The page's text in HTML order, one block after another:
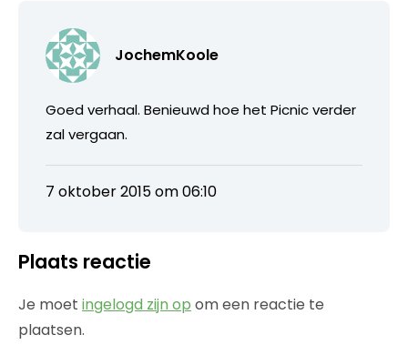
JochemKoole
Goed verhaal. Benieuwd hoe het Picnic verder
zal vergaan.
7 oktober 2015 om 06:10
Plaats reactie
Je moet ingelogd zijn op om een reactie te
plaatsen.